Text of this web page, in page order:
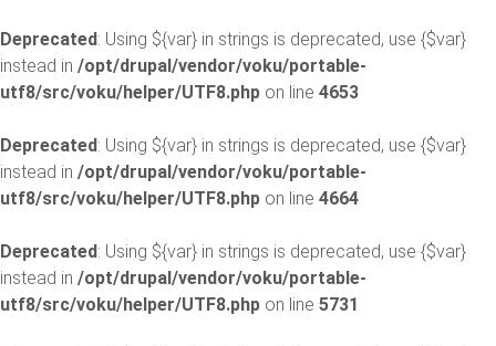
Deprecated: Using ${var} in strings is deprecated, use {$var}
instead in /opt/drupal/vendor/voku/portable-
utf8/src/voku/helper/UTF8.php on line 4653
Deprecated: Using ${var} in strings is deprecated, use {$var}
instead in /opt/drupal/vendor/voku/portable-
utf8/src/voku/helper/UTF8.php on line 4664
Deprecated: Using ${var} in strings is deprecated, use {$var}
instead in /opt/drupal/vendor/voku/portable-
utf8/src/voku/helper/UTF8.php on line 5731